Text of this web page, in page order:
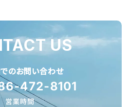
US
のお問い合わせ
472-8101
営業時間